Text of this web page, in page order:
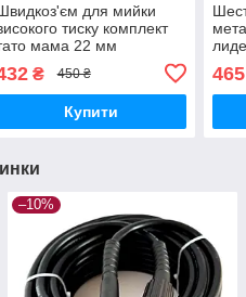
для мийки
тиску комплект
мама 22 мм
₴ 450 ₴
Купити
465
–10%